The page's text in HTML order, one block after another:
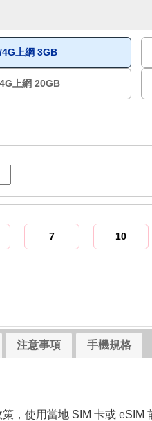
上網 3GB
上網 20GB
7 10
注意事項 手機規格
，使用當地 SIM 卡或 eSIM